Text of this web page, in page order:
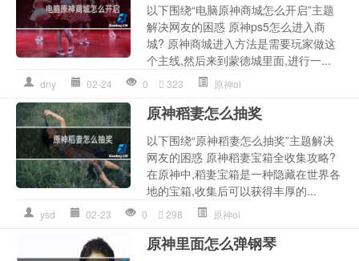
以下围绕“电脑原神商城怎么开启”主题
解决网友的困惑 原神ps5怎么进入商
城? 原神商城进入方法是需要玩家做这
个主线,然后来到蒙德城里面,进行一...
dny 02-24 0 323 原神ol
原神稻妻怎么抽奖
以下围绕“原神稻妻怎么抽奖”主题解决
网友的困惑 原神稻妻宝箱全收集攻略?
在原神中,稻妻宝箱是一种隐藏在世界各
地的宝箱,收集后可以获得丰厚的...
ysd 02-23 0 298 原神ol
原神里面怎么弹钢琴